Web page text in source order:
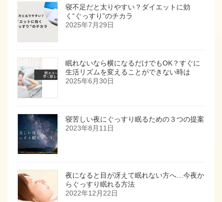
寝不足だと太りやすい？ダイエットに効
く“ぐっすり”のチカラ
2025年7月29日
眠れないなら横になるだけでもOK？すぐに
生活リズムを変えることができない時は
2025年6月30日
寝苦しい夜にぐっすり眠るための３つの提案
2023年8月11日
夜になると目が冴えて眠れない方へ…今夜か
らぐっすり眠れる方法
2022年12月22日